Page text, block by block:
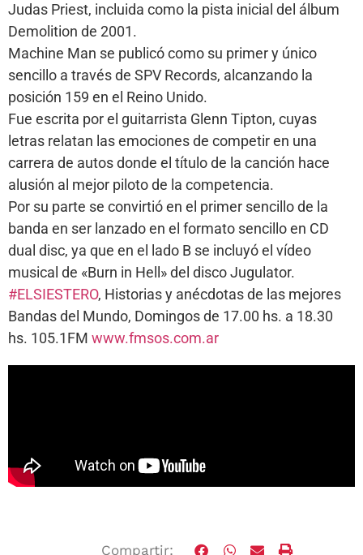
Judas Priest, incluida como la pista inicial del álbum
Demolition de 2001.
Machine Man se publicó como su primer y único
sencillo a través de SPV Records, alcanzando la
posición 159 en el Reino Unido.
Fue escrita por el guitarrista Glenn Tipton, cuyas
letras relatan las emociones de competir en una
carrera de autos donde el título de la canción hace
alusión al mejor piloto de la competencia.
Por su parte se convirtió en el primer sencillo de la
banda en ser lanzado en el formato sencillo en CD
dual disc, ya que en el lado B se incluyó el vídeo
musical de «Burn in Hell» del disco Jugulator.
#ELSIESTERO, Historias y anécdotas de las mejores
Bandas del Mundo, Domingos de 17.00 hs. a 18.30
hs. 105.1FM www.fmsos.com.ar
Compartir: